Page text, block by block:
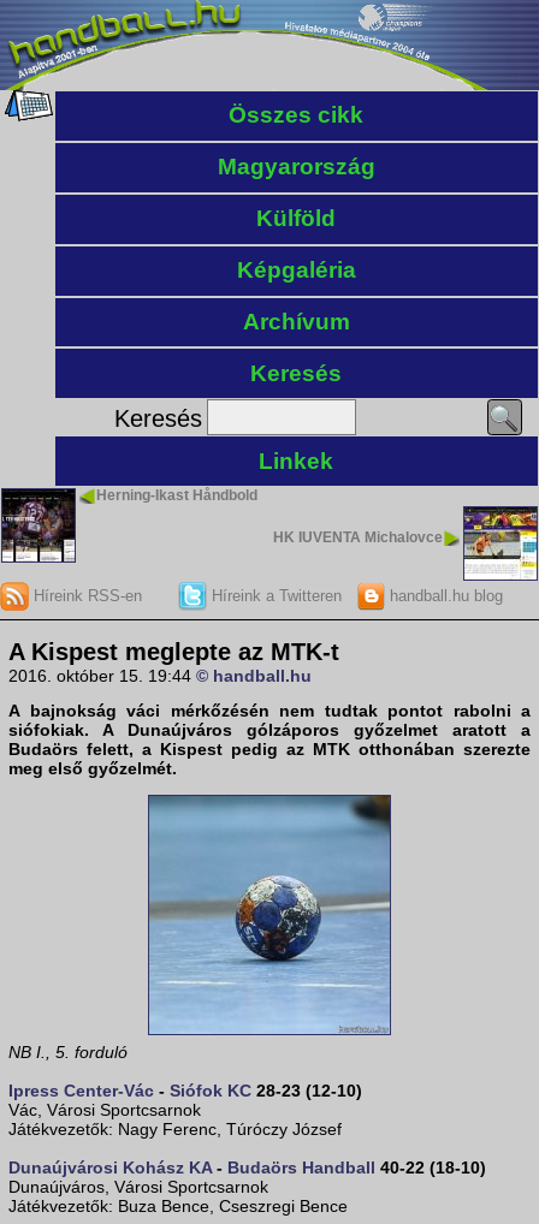
Összes cikk
Magyarország
Külföld
Képgaléria
Archívum
Keresés
Keresés
Linkek
Herning-Ikast Håndbold
HK IUVENTA Michalovce
Híreink RSS-en Híreink a Twitteren handball.hu blog
A Kispest meglepte az MTK-t
2016. október 15. 19:44 © handball.hu
A bajnokság váci mérkőzésén nem tudtak pontot rabolni a
siófokiak. A Dunaújváros gólzáporos győzelmet aratott a
Budaörs felett, a Kispest pedig az MTK otthonában szerezte
meg első győzelmét.
NB I., 5. forduló
Ipress Center-Vác - Siófok KC 28-23 (12-10)
Vác, Városi Sportcsarnok
Játékvezetők: Nagy Ferenc, Túróczy József
Dunaújvárosi Kohász KA- Budaörs Handball 40-22 (18-10)
Dunaújváros, Városi Sportcsarnok
Játékvezetők: Buza Bence, Cseszregi Bence